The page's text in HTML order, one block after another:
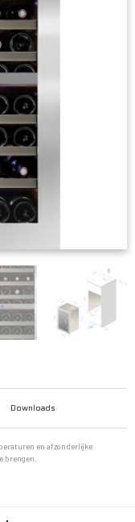
Downloads
en afzonderlijke
brengen.